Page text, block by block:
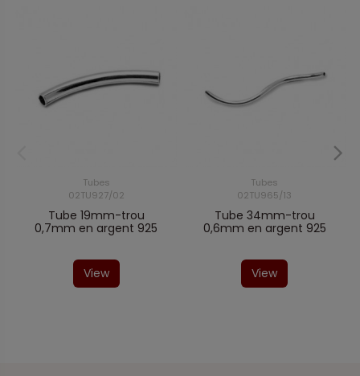
Tubes
02TU927/02
Tube 19mm-trou
0,7mm en argent 925
View
Tubes
02TU965/13
Tube 34mm-trou
0,6mm en argent 925
View